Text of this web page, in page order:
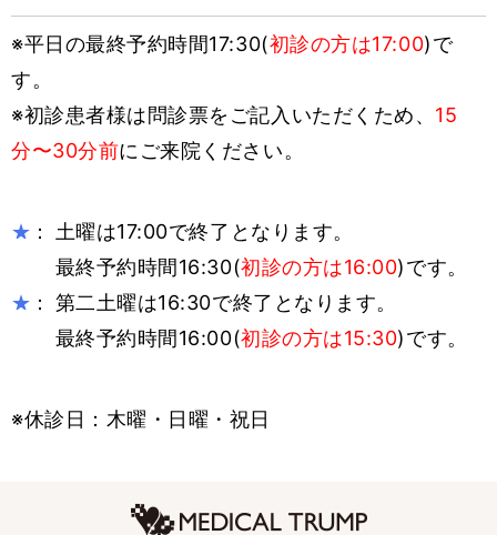
※平日の最終予約時間17:30(初診の方は17:00)で
す。
※初診患者様は問診票をご記入いただくため、 15
分〜30分前にご来院ください。
★ ：
土曜は17:00で終了となります。
最終予約時間16:30(初診の方は16:00)です。
★ ：
第二土曜は16:30で終了となります。
最終予約時間16:00(初診の方は15:30)です。
※休診日：木曜・日曜・祝日